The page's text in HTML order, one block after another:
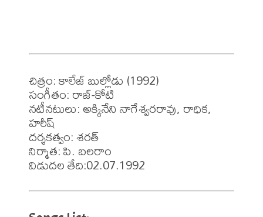
చిత్రం: కాలేజ్ బుల్లోడు (1992)
సంగీతం: రాజ్-కోటి
నటీనటులు: అక్కినేని నాగేశ్వరరావు, రాధిక,
హరీష్
దర్శకత్వం: శరత్
నిర్మాత: పి. బలరాం
విడుదల తేది:02.07.1992